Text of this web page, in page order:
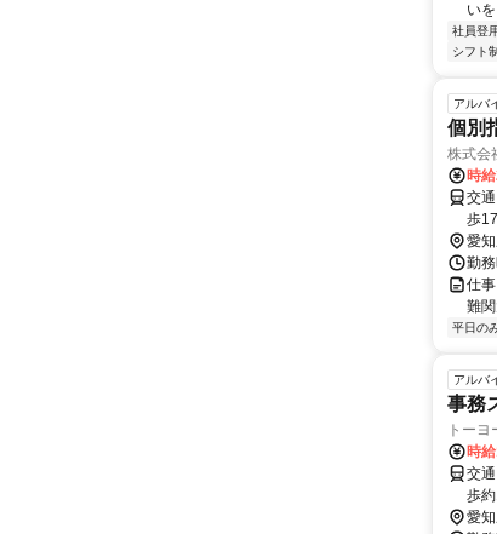
い
社員登
シフト制
アルバ
個別
株式会
時
交
歩
愛
勤
仕
難
平日の
アルバ
事務
トー
時
交
歩
愛